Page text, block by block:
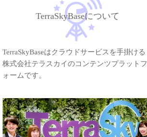
TerraSkyBaseについて
TerraSkyBaseはクラウドサービスを手掛ける
株式会社テラスカイのコンテンツプラットフ
ォームです。